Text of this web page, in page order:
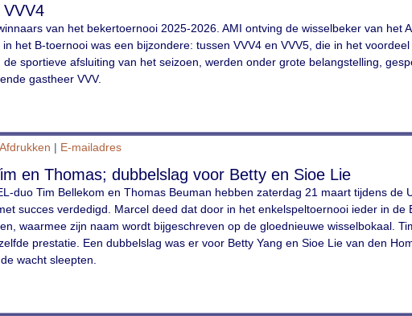
van het bekertoernooi 2025-2026. AMI ontving de wisselbeker van het
het B-toernooi was een bijzondere: tussen VVV4 en VVV5, die in het
sportieve afsluiting van het seizoen, werden onder grote belangstelling,
gastheer VVV.
Afdrukken | E-mailadres
en Thomas; dubbelslag voor Betty en Sioe Lie
duo Tim Bellekom en Thomas Beuman hebben zaterdag 21 maart tijdens de
succes verdedigd. Marcel deed dat door in het enkelspeltoernooi ieder in de
waarmee zijn naam wordt bijgeschreven op de gloednieuwe wisselbokaal.
prestatie. Een dubbelslag was er voor Betty Yang en Sioe Lie van den
wacht sleepten.